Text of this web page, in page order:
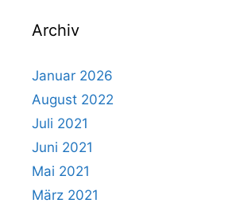
Archiv
Januar 2026
August 2022
Juli 2021
Juni 2021
Mai 2021
März 2021